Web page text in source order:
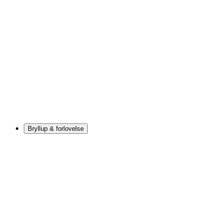
Bryllup & forlovelse